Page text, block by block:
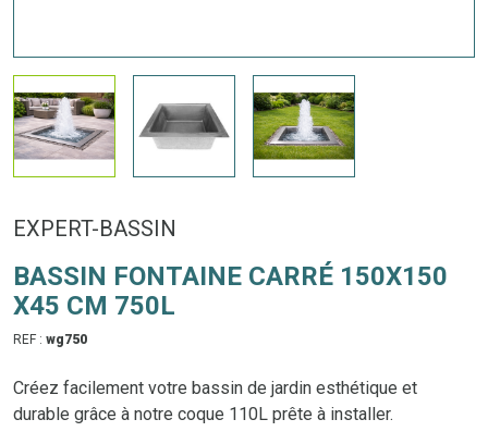
EXPERT-BASSIN
BASSIN FONTAINE CARRÉ 150X150
X45 CM 750L
REF : wg750
Créez facilement votre bassin de jardin esthétique et
durable grâce à notre coque 110L prête à installer.